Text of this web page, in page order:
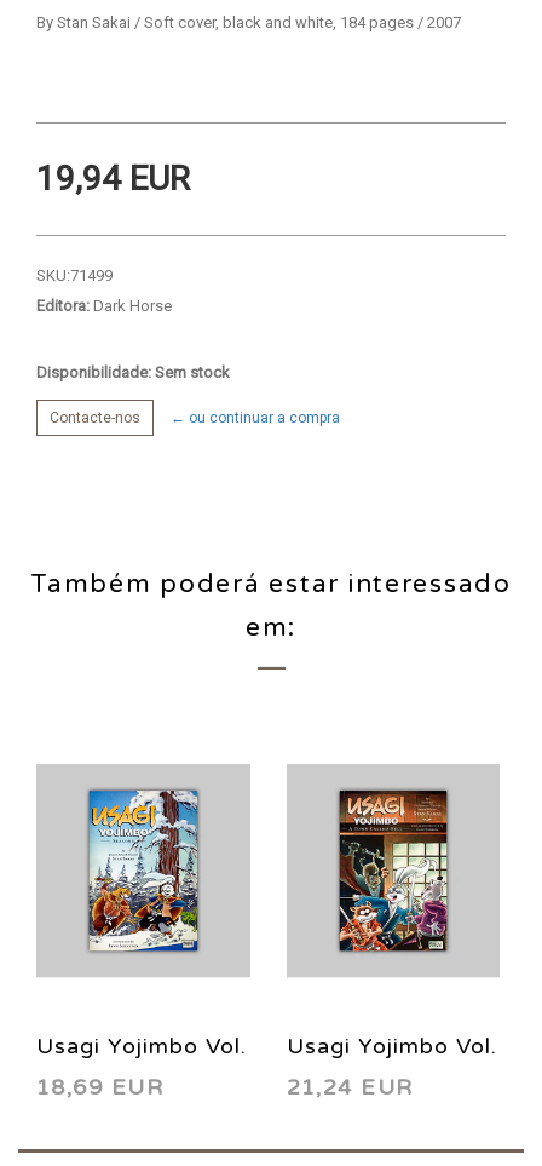
By Stan Sakai / Soft cover, black and white, 184 pages / 2007
19,94 EUR
SKU:71499
Editora: Dark Horse
Disponibilidade: Sem stock
Contacte-nos ← ou continuar a compra
Também poderá estar interessado
em:
Usagi Yojimbo Vol.
11: Seasons 1999
18,69 EUR
Usagi Yojimbo Vol.
27: A Town Called
21,24 EUR